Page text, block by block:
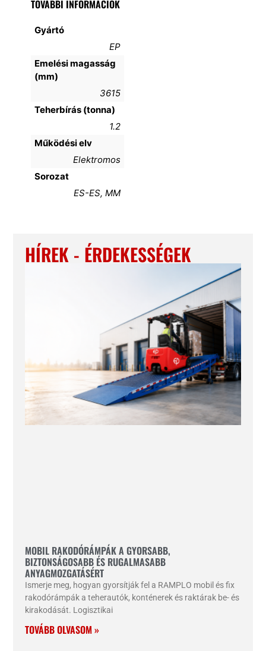
TOVÁBBI INFORMÁCIÓK
Gyártó
EP
Emelési magasság
(mm)
3615
Teherbírás (tonna)
1.2
Működési elv
Elektromos
Sorozat
ES-ES, MM
HÍREK - ÉRDEKESSÉGEK
MOBIL RAKODÓRÁMPÁK A GYORSABB,
BIZTONSÁGOSABB ÉS RUGALMASABB
ANYAGMOZGATÁSÉRT
Ismerje meg, hogyan gyorsítják fel a RAMPLO mobil és fix
rakodórámpák a teherautók, konténerek és raktárak be- és
kirakodását. Logisztikai
TOVÁBB OLVASOM »